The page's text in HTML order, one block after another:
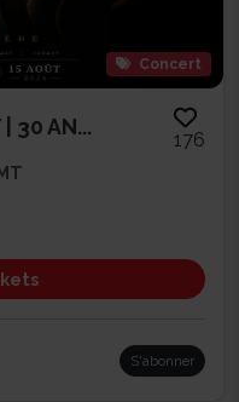
Concert
| 30 AN...
176
S'abonner